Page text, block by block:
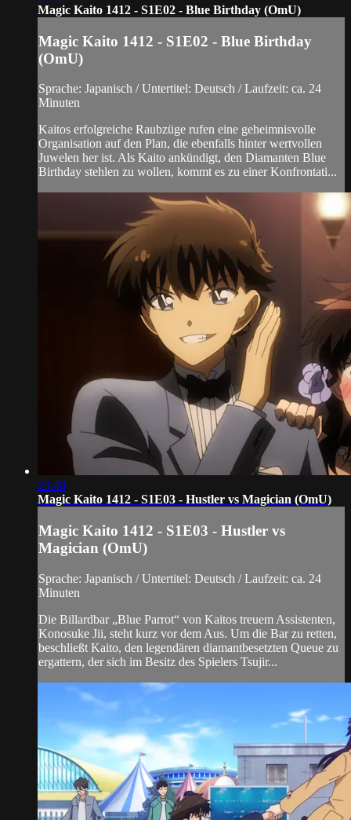
Magic Kaito 1412 - S1E02 - Blue Birthday (OmU)
Magic Kaito 1412 - S1E02 - Blue Birthday
(OmU)
Sprache: Japanisch / Untertitel: Deutsch / Laufzeit: ca. 24
Minuten
Kaitos erfolgreiche Raubzüge rufen eine geheimnisvolle
Organisation auf den Plan, die ebenfalls hinter wertvollen
Juwelen her ist. Als Kaito ankündigt, den Diamanten Blue
Birthday stehlen zu wollen, kommt es zu einer Konfrontati...
23:48
Magic Kaito 1412 - S1E03 - Hustler vs Magician (OmU)
Magic Kaito 1412 - S1E03 - Hustler vs
Magician (OmU)
Sprache: Japanisch / Untertitel: Deutsch / Laufzeit: ca. 24
Minuten
Die Billardbar „Blue Parrot“ von Kaitos treuem Assistenten,
Konosuke Jii, steht kurz vor dem Aus. Um die Bar zu retten,
beschließt Kaito, den legendären diamantbesetzten Queue zu
ergattern, der sich im Besitz des Spielers Tsujir...